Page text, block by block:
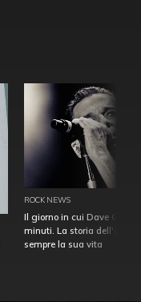
ROCK NEWS
Il giorno in cui Dave
minuti. La storia
sempre la sua vita